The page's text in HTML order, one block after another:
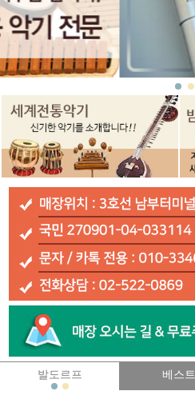
발도르프 베스트